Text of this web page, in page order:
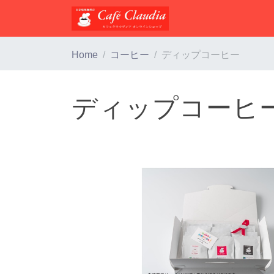
Home コーヒー ディップコーヒー
ディップコーヒ